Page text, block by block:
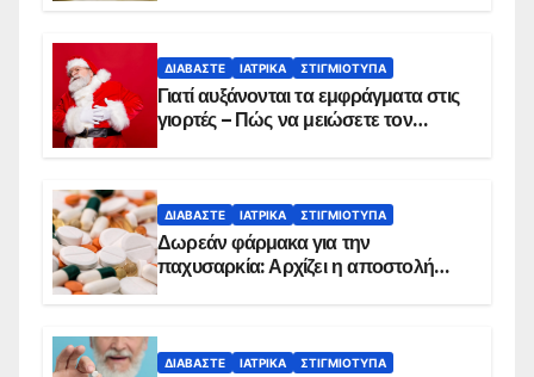
ΔΙΑΒΆΣΤΕ ΙΑΤΡΙΚΆ ΣΤΙΓΜΙΌΤΥΠΑ
Γιατί αυξάνονται τα εμφράγματα στις
γιορτές – Πώς να μειώσετε τον
ΔΙΑΒΆΣΤΕ ΙΑΤΡΙΚΆ ΣΤΙΓΜΙΌΤΥΠΑ
Δωρεάν φάρμακα για την
παχυσαρκία: Αρχίζει η αποστολή
ΔΙΑΒΆΣΤΕ ΙΑΤΡΙΚΆ ΣΤΙΓΜΙΌΤΥΠΑ